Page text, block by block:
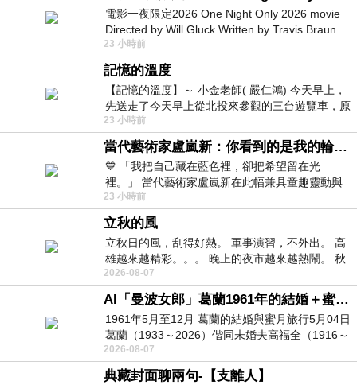
電影一夜限定2026 One Night Only 2026 movie
Directed by Will Gluck Written by Travis Braun
Starring Monica Barbaro
23 小時前
記憶的溫度
【記憶的溫度】～ 小金老師( 嚴仁鴻) 今天早上，
先送走了今天早上從北投來參觀的三台遊覽車，原
以為展場已經差不多要安靜下來，卻發
23 小時前
當代藝術家盧嵐新：你看到的是我的輪廓，還是你的故事？——藏在藍色裡的希望與光
💙 「我把自己藏在藍色裡，卻把希望留在光
裡。」 當代藝術家盧嵐新在此幅兼具童趣靈動與
抽象韻味的新作中，用湛藍的羽翼般色塊包覆著
23 小時前
立秋的風
立秋日的風，刮得好熱。 軍事演習，不外出。 高
雄越來越精彩。。。 晚上的夜市越來越熱鬧。 秋
天的風刮得很熱 夜遊消暑熱。。。
2026-08-07
AI「曼波女郎」葛蘭1961年的結婚＋蜜月旅行 #戀上老電影 #葛蘭 #粟子
1961年5月至12月 葛蘭的結婚與蜜月旅行5月04日
葛蘭（1933～2026）偕同未婚夫高福全（1916～
2004）乘郵輪赴倫敦6月15日於英國倫敦St.S
2026-08-07
典藏封面聊兩句-【支離人】